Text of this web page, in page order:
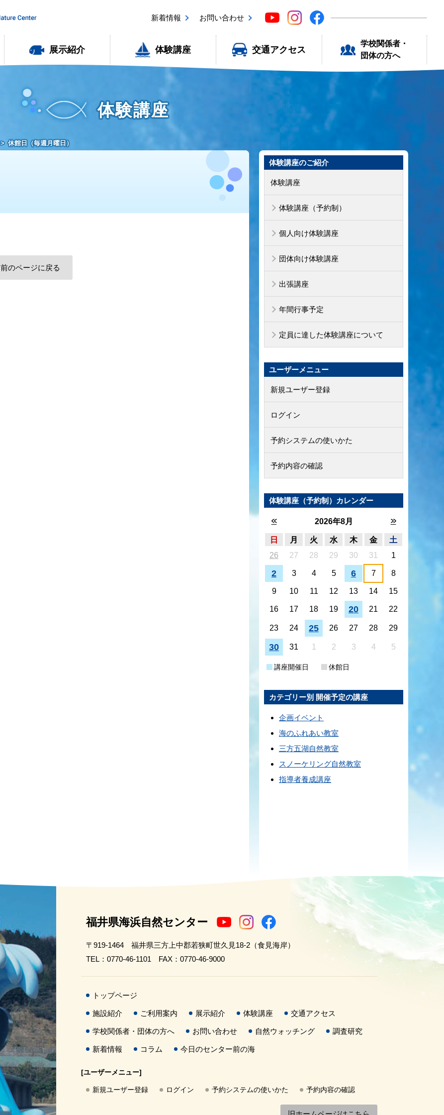
新着情報 お問い合わせ
展示紹介 体験講座 交通アクセス
学校関係者・
団体の方へ
体験講座
休館日（毎週月曜日）
前のページに戻る
体験講座のご紹介
体験講座
体験講座（予約制）
個人向け体験講座
団体向け体験講座
出張講座
年間行事予定
定員に達した体験講座について
ユーザーメニュー
新規ユーザー登録
ログイン
予約システムの使いかた
予約内容の確認
体験講座（予約制）カレンダー
<< 2026年8月 >>
日 月 火 水 木 金
土
26
27 28 29 30 31 1
2 3 4 5 6 7 8
9 10 11 12 13 14 15
16 17 18 19 20 21 22
23 24 25 26 27 28 29
30 31 1 2 3 4 5
講座開催日 休館日
カテゴリー別 開催予定の講座
企画イベント
海のふれあい教室
三方五湖自然教室
スノーケリング自然教室
指導者養成講座
福井県海浜自然センター
〒919-1464 福井県三方上中郡若狭町世久見18-2（食見海岸）
TEL：0770-46-1101 FAX：0770-46-9000
トップページ
施設紹介 ご利用案内 展示紹介 体験講座 交通アクセス
学校関係者・団体の方へ お問い合わせ 自然ウォッチング 調査研究
新着情報 コラム 今日のセンター前の海
[ユーザーメニュー]
新規ユーザー登録 ログイン 予約システムの使いかた 予約内容の確認